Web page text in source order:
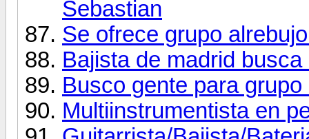
Sebastian
Se ofrece grupo
Bajista de madrid busca
Busco gente para
Multiinstrumentista en